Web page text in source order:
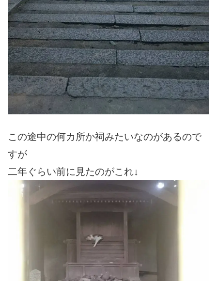
この途中の何カ所か祠みたいなのがあるので
すが
二年ぐらい前に見たのがこれ↓